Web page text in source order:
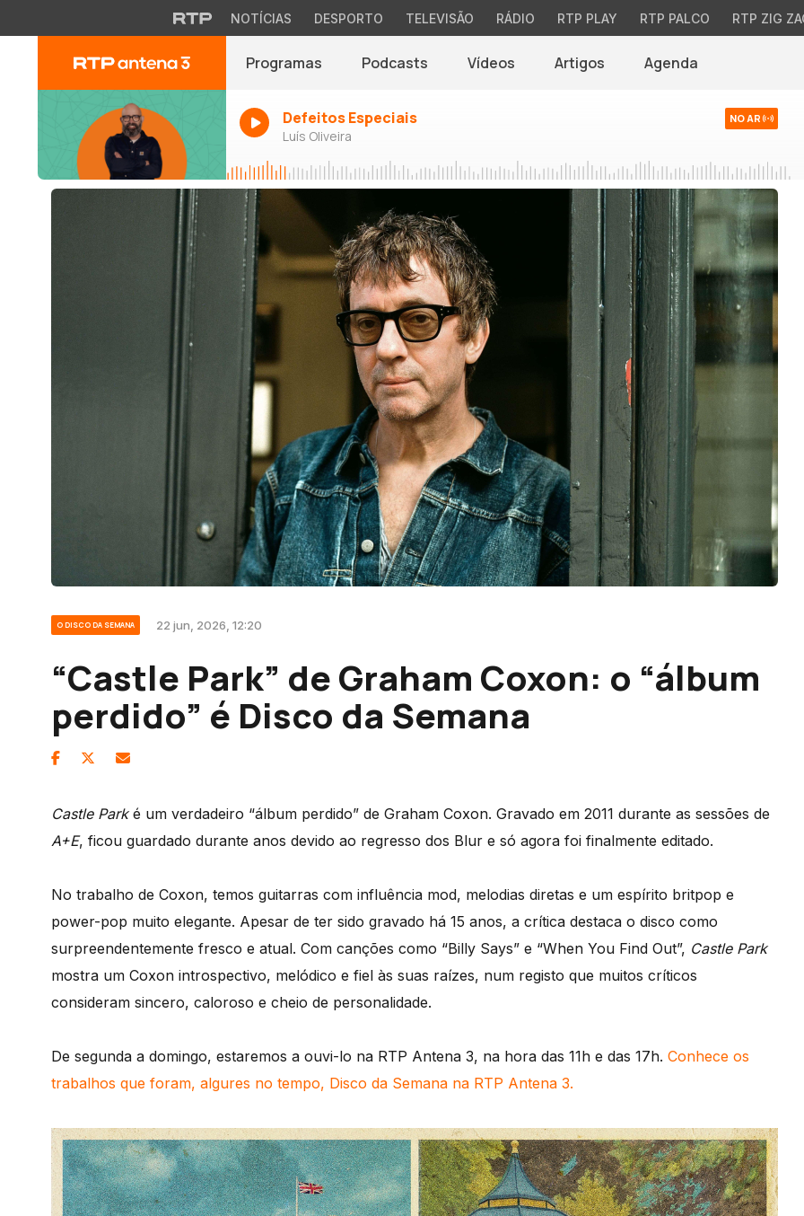
NOTÍCIAS DESPORTO TELEVISÃO RÁDIO RTP PLAY RTP PALCO RTP ZIG
Programas Podcasts Vídeos Artigos Agenda
Defeitos Especiais
Luís Oliveira
NO AR
O DISCO DA SEMANA 22 jun, 2026, 12:20
“Castle Park” de Graham Coxon: o “álbum
perdido” é Disco da Semana
Castle Parké um verdadeiro “álbum perdido” de Graham Coxon. Gravado em 2011 durante as sessões de
A+E, ficou guardado durante anos devido ao regresso dos Blur e só agora foi finalmente editado.
No trabalho de Coxon, temos guitarras com influência mod, melodias diretas e um espírito britpop e
power-pop muito elegante. Apesar de ter sido gravado há 15 anos, a crítica destaca o disco como
surpreendentemente fresco e atual. Com canções como “Billy Says” e “When You Find Out”, Castle Park
mostra um Coxon introspectivo, melódico e fiel às suas raízes, num registo que muitos críticos
consideram sincero, caloroso e cheio de personalidade.
De segunda a domingo, estaremos a ouvi-lo na RTP Antena 3, na hora das 11h e das 17h. Conhece os
trabalhos que foram, algures no tempo, Disco da Semana na RTP Antena 3.